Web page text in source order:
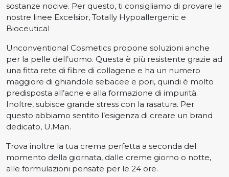
sostanze nocive. Per questo, ti consigliamo di provare le
nostre linee Excelsior, Totally Hypoallergenic e
Bioceutical
Unconventional Cosmetics propone soluzioni anche
per la pelle dell’uomo. Questa è più resistente grazie ad
una fitta rete di fibre di collagene e ha un numero
maggiore di ghiandole sebacee e pori, quindi è molto
predisposta all’acne e alla formazione di impurità.
Inoltre, subisce grande stress con la rasatura. Per
questo abbiamo sentito l’esigenza di creare un brand
dedicato, U.Man.
Trova inoltre la tua crema perfetta a seconda del
momento della giornata, dalle creme giorno o notte,
alle formulazioni pensate per le 24 ore.